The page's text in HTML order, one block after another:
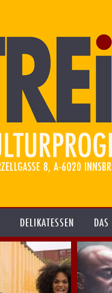
DELIKATESSEN